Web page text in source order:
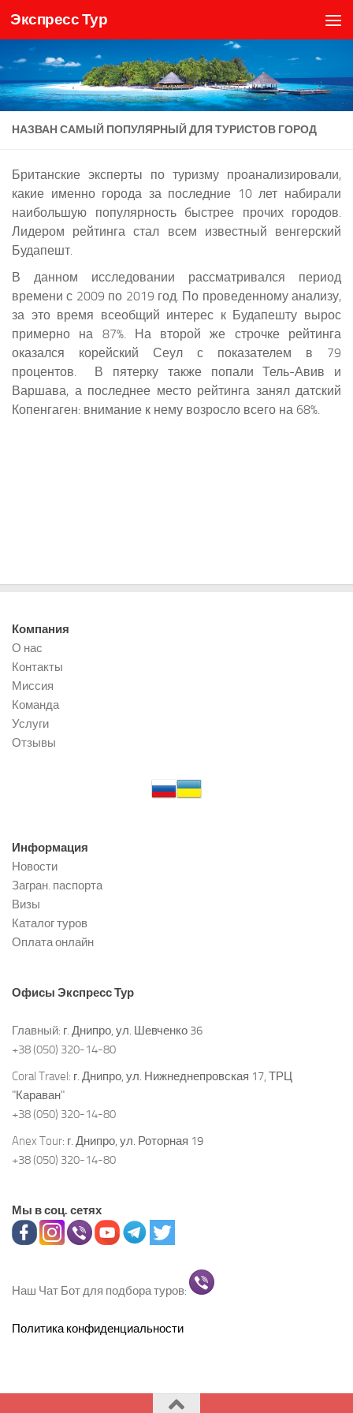
Skip to content
Экспресс Тур
НАЗВАН САМЫЙ ПОПУЛЯРНЫЙ ДЛЯ ТУРИСТОВ ГОРОД
Британские эксперты по туризму проанализировали,
какие именно города за последние 10 лет набирали
наибольшую популярность быстрее прочих городов.
Лидером рейтинга стал всем известный венгерский
Будапешт.
В данном исследовании рассматривался период
времени с 2009 по 2019 год. По проведенному анализу,
за это время всеобщий интерес к Будапешту вырос
примерно на 87%. На второй же строчке рейтинга
оказался корейский Сеул с показателем в 79
процентов. В пятерку также попали Тель-Авив и
Варшава, а последнее место рейтинга занял датский
Копенгаген: внимание к нему возросло всего на 68%.
Компания
О нас
Контакты
Миссия
Команда
Услуги
Отзывы
Информация
Новости
Загран. паспорта
Визы
Каталог туров
Оплата онлайн
Офисы Экспресс Тур
Главный: г. Днипро, ул. Шевченко 36
+38 (050) 320-14-80
Coral Travel: г. Днипро, ул. Нижнеднепровская 17, ТРЦ
"Караван"
+38 (050) 320-14-80
Anex Tour: г. Днипро, ул. Роторная 19
+38 (050) 320-14-80
Мы в соц. сетях
Наш Чат Бот для подбора туров:
Политика конфиденциальности